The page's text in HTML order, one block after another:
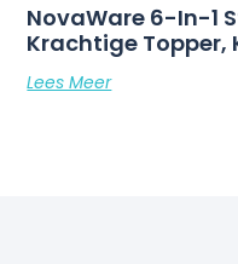
NovaWare 6-In-1
Krachtige Topper,
Lees Meer